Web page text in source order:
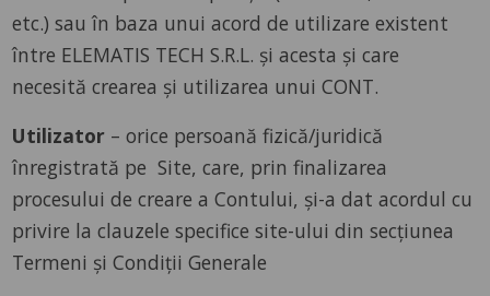
etc.) sau în baza unui acord de utilizare existent
între ELEMATIS TECH S.R.L. și acesta și care
necesită crearea și utilizarea unui CONT.
Utilizator – orice persoană fizică/juridică
înregistrată pe Site, care, prin finalizarea
procesului de creare a Contului, și-a dat acordul cu
privire la clauzele specifice site-ului din secțiunea
Termeni și Condiții Generale